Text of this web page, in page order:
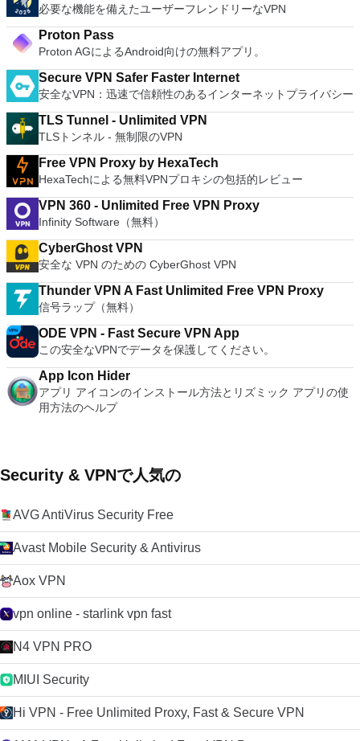
必要な機能を備えたユーザーフレンドリーなVPN
Proton Pass
Proton AGによるAndroid向けの無料アプリ。
Secure VPN Safer Faster Internet
安全なVPN：迅速で信頼性のあるインターネットプライバシー
TLS Tunnel - Unlimited VPN
TLSトンネル - 無制限のVPN
Free VPN Proxy by HexaTech
HexaTechによる無料VPNプロキシの包括的レビュー
VPN 360 - Unlimited Free VPN Proxy
Infinity Software（無料）
CyberGhost VPN
安全な VPN のための CyberGhost VPN
Thunder VPN A Fast Unlimited Free VPN Proxy
信号ラップ（無料）
ODE VPN - Fast Secure VPN App
この安全なVPNでデータを保護してください。
App Icon Hider
アプリ アイコンのインストール方法とリズミック アプリの使
用方法のヘルプ
Security & VPNで人気の
AVG AntiVirus Security Free
Avast Mobile Security & Antivirus
Aox VPN
vpn online - starlink vpn fast
N4 VPN PRO
MIUI Security
Hi VPN - Free Unlimited Proxy, Fast & Secure VPN